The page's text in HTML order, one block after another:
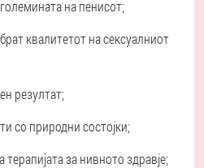
на пенисот;
квалитетот на сексуалниот
резултат;
со природни состојки;
терапијата за нивното здравје;